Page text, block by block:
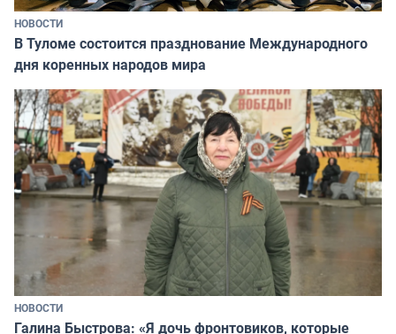
НОВОСТИ
В Туломе состоится празднование Международного
дня коренных народов мира
НОВОСТИ
Галина Быстрова: «Я дочь фронтовиков, которые